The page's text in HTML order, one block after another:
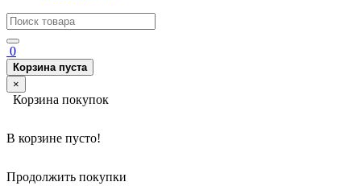
0
Корзина пуста
×
Корзина покупок
В корзине пусто!
Продолжить покупки